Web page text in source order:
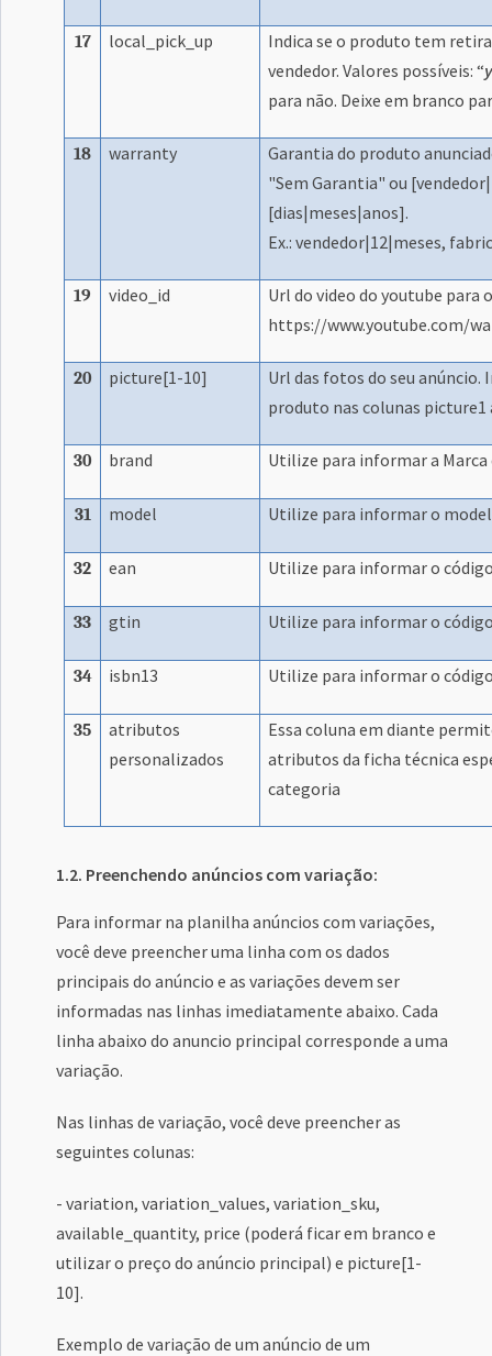
17 local_pick_up
Indica se o produto tem
vendedor. Valores possíveis: “
para não. Deixe em branco
18 warranty
Garantia do produto
"Sem Garantia" ou
[dias|meses|anos].
Ex.: vendedor|12|meses,
19 video_id
Url do video do youtube para
https://www.youtube.com/
20 picture[1-10]
Url das fotos do seu
produto nas colunas
30 brand Utilize para informar a
31 model Utilize para informar o
32 ean Utilize para informar o
33 gtin Utilize para informar o
34 isbn13 Utilize para informar o
35
atributos
personalizados
Essa coluna em diante
atributos da ficha técnica
categoria
1.2. Preenchendo anúncios com variação:
Para informar na planilha anúncios com variações,
você deve preencher uma linha com os dados
principais do anúncio e as variações devem ser
informadas nas linhas imediatamente abaixo. Cada
linha abaixo do anuncio principal corresponde a uma
variação.
Nas linhas de variação, você deve preencher as
seguintes colunas:
- variation, variation_values, variation_sku,
available_quantity, price (poderá ficar em branco e
utilizar o preço do anúncio principal) e picture[1-
10].
Exemplo de variação de um anúncio de um